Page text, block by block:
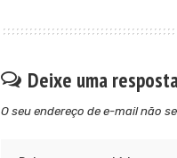
Deixe uma
O seu endereço de e-mail não